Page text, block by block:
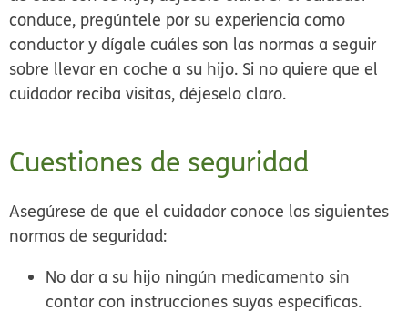
conduce, pregúntele por su experiencia como
conductor y dígale cuáles son las normas a seguir
sobre llevar en coche a su hijo. Si no quiere que el
cuidador reciba visitas, déjeselo claro.
Cuestiones de seguridad
Asegúrese de que el cuidador conoce las siguientes
normas de seguridad:
No dar a su hijo ningún medicamento sin
contar con instrucciones suyas específicas.